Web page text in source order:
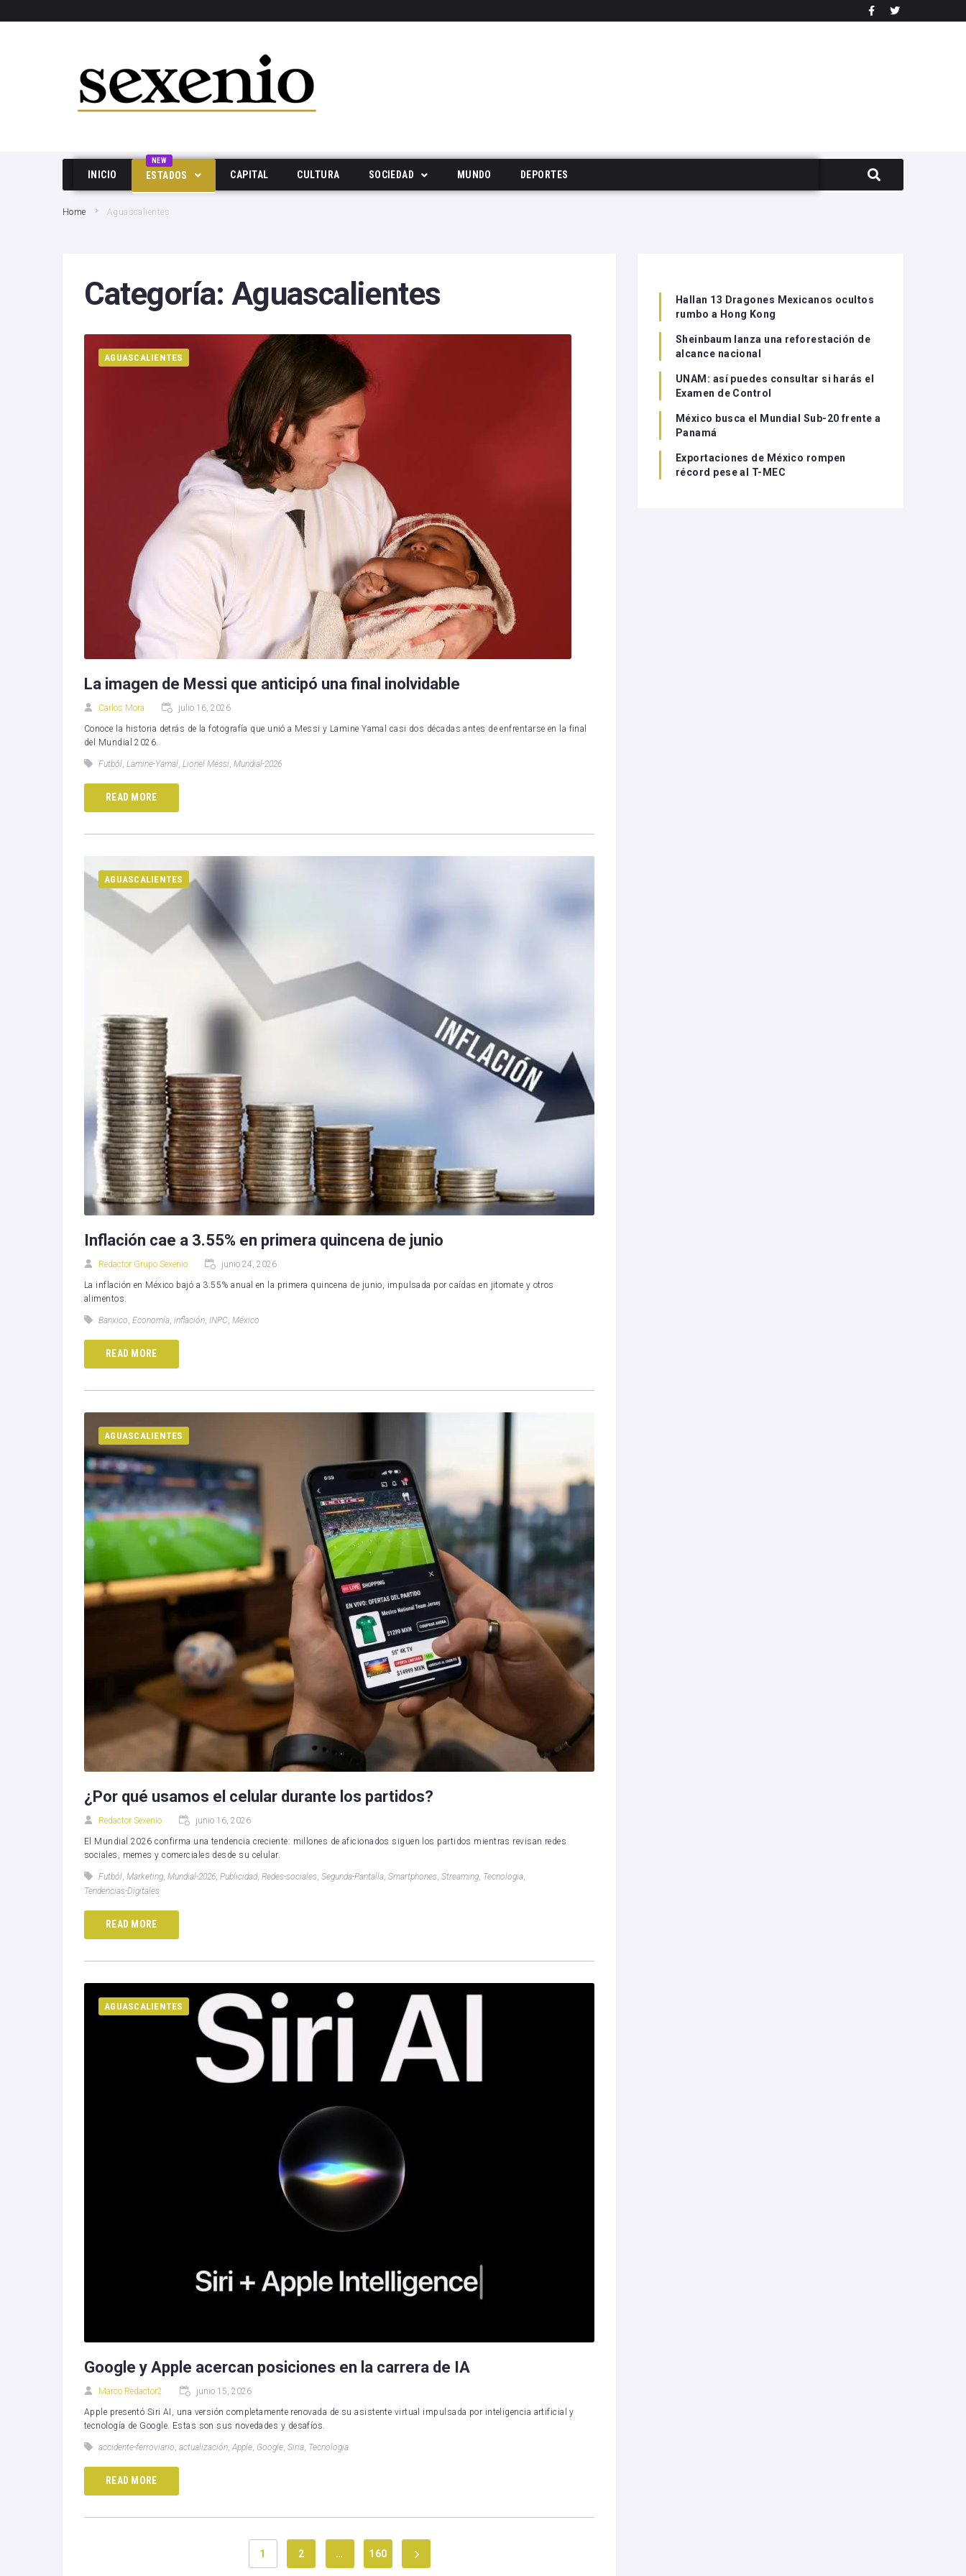
INICIO ESTADOS
NEW
Edo Mex
Michoacan
Zacatecas
CAPITAL CULTURA SOCIEDAD MUNDO DEPORTES
Home Aguascalientes
Categoría:Aguascalientes
AGUASCALIENTES
La imagen de Messi que anticipó una final inolvidable
Carlos Mora julio 16, 2026
Conoce la historia detrás de la fotografía que unió a Messi y Lamine Yamal casi dos décadas antes de enfrentarse en la final
del Mundial 2026.
Futból, Lamine-Yamal, Lionel Messi, Mundial-2026
READ MORE
AGUASCALIENTES
Inflación cae a 3.55% en primera quincena de junio
Redactor Grupo Sexenio junio 24, 2026
La inflación en México bajó a 3.55% anual en la primera quincena de junio, impulsada por caídas en jitomate y otros
alimentos.
Banxico, Economía, inflación, INPC, México
READ MORE
AGUASCALIENTES
¿Por qué usamos el celular durante los partidos?
Redactor Sexenio junio 16, 2026
El Mundial 2026 confirma una tendencia creciente: millones de aficionados siguen los partidos mientras revisan redes
sociales, memes y comerciales desde su celular.
Futból, Marketing, Mundial-2026, Publicidad, Redes-sociales, Segunda-Pantalla, Smartphones, Streaming, Tecnologia,
Tendencias-Digitales
READ MORE
AGUASCALIENTES
Google y Apple acercan posiciones en la carrera de IA
Marco Redactor2 junio 15, 2026
Apple presentó Siri AI, una versión completamente renovada de su asistente virtual impulsada por inteligencia artificial y
tecnología de Google. Estas son sus novedades y desafíos.
accidente-ferroviario, actualización, Apple, Google, Siria, Tecnologia
READ MORE
1 2 … 160
Hallan 13 Dragones Mexicanos ocultos
rumbo a Hong Kong
Sheinbaum lanza una reforestación de
alcance nacional
UNAM: así puedes consultar si harás el
Examen de Control
México busca el Mundial Sub-20 frente a
Panamá
Exportaciones de México rompen
récord pese al T-MEC
SEARCH THIS WEBSITE